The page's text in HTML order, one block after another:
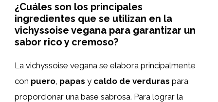
¿Cuáles son los principales
ingredientes que se utilizan en la
vichyssoise vegana para garantizar un
sabor rico y cremoso?
La vichyssoise vegana se elabora principalmente
con puero papas y caldo de verduras para
proporcionar una base sabrosa. Para lograr la